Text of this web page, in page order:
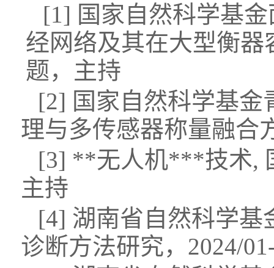
[1] 国家自然科学基
经网络及其在大型衡
题，主持
[2] 国家自然科学基金
理与多传感器称量融合
[3] **无人机***技术,
主持
[4] 湖南省自然科学基
诊断方法研究， 2024/